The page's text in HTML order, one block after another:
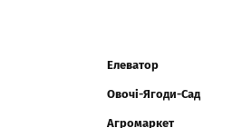
Елеватор
Овочі-Ягоди-Сад
Агромаркет